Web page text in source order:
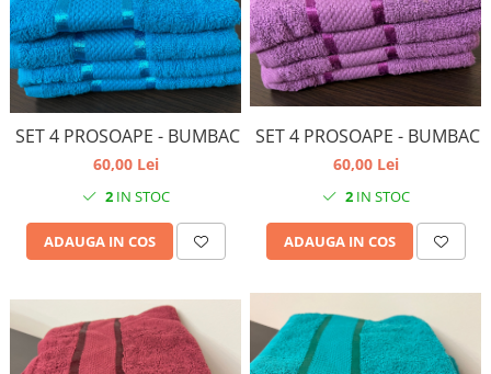
SET 4 PROSOAPE - BUMBAC
60,00 Lei
2IN STOC
ADAUGA IN COS
SET 4 PROSOAPE - BUMBAC
60,00 Lei
2IN STOC
ADAUGA IN COS